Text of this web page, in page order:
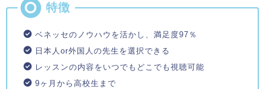
ベネッセのノウハウを活かし、満足度97％
日本人or外国人の先生を選択できる
レッスンの内容をいつでもどこでも視聴可能
9ヶ月から高校生まで